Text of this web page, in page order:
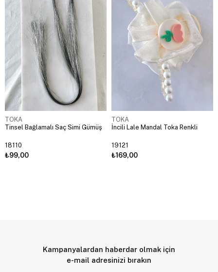
TOKA
Tinsel Bağlamalı Saç Simi Gümüş
18110
₺99,00
TOKA
İncili Lale Mandal Toka Renkli
19121
₺169,00
Kampanyalardan haberdar olmak için
e-mail adresinizi bırakın